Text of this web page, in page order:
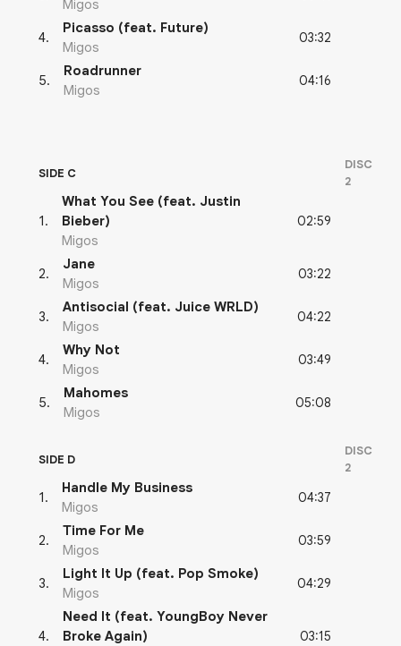
Migos
4.
Picasso (feat. Future)
Migos
03:32
5.
Roadrunner
Migos
04:16
SIDE C
DISC
2
1 .
What You See (feat. Justin
Bieber)
Migos
02:59
2.
Jane
Migos
03:22
3.
Antisocial (feat. Juice WRLD)
Migos
04:22
4.
Why Not
Migos
03:49
5.
Mahomes
Migos
05:08
SIDE D
DISC
2
1 .
Handle My Business
Migos
04:37
2.
Time For Me
Migos
03:59
3.
Light It Up (feat. Pop Smoke)
Migos
04:29
4.
Need It (feat. YoungBoy Never
Broke Again)
03:15